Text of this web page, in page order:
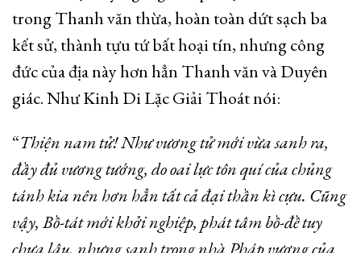
trong Thanh văn thừa, hoàn toàn dứt sạch ba
kết sử, thành tựu tứ bất hoại tín, nhưng công
đức của địa này hơn hẳn Thanh văn và Duyên
giác. Như Kinh Di Lặc Giải Thoát nói:
“Thiện nam tử! Như vương tử mới vừa sanh ra,
đầy đủ vương tướng, do oai lực tôn quí của chủng
tánh kia nên hơn hẳn tất cả đại thần kì cựu. Cũng
vậy, Bồ-tát mới khởi nghiệp, phát tâm bồ-đề tuy